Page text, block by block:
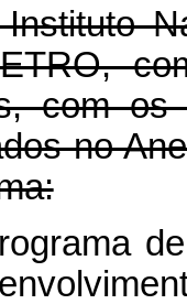
com
no